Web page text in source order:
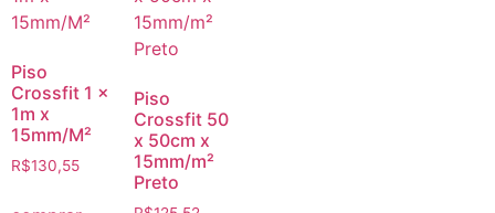
Piso
Crossfit 1 x
1m x
15mm/M²
R$130,55
Piso
Crossfit 50
x 50cm x
15mm/m²
Preto